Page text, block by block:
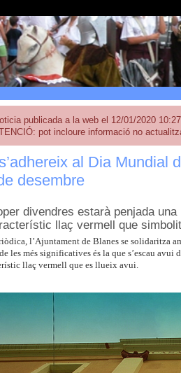
publicada a la web el 12/01/2020
pot incloure informació no
al Dia Mundial
desembre
divendres estarà penjada
llaç vermell que
l’Ajuntament de Blanes se solidaritza
les més significatives és la que s’escau
llaç vermell que es llueix avui.